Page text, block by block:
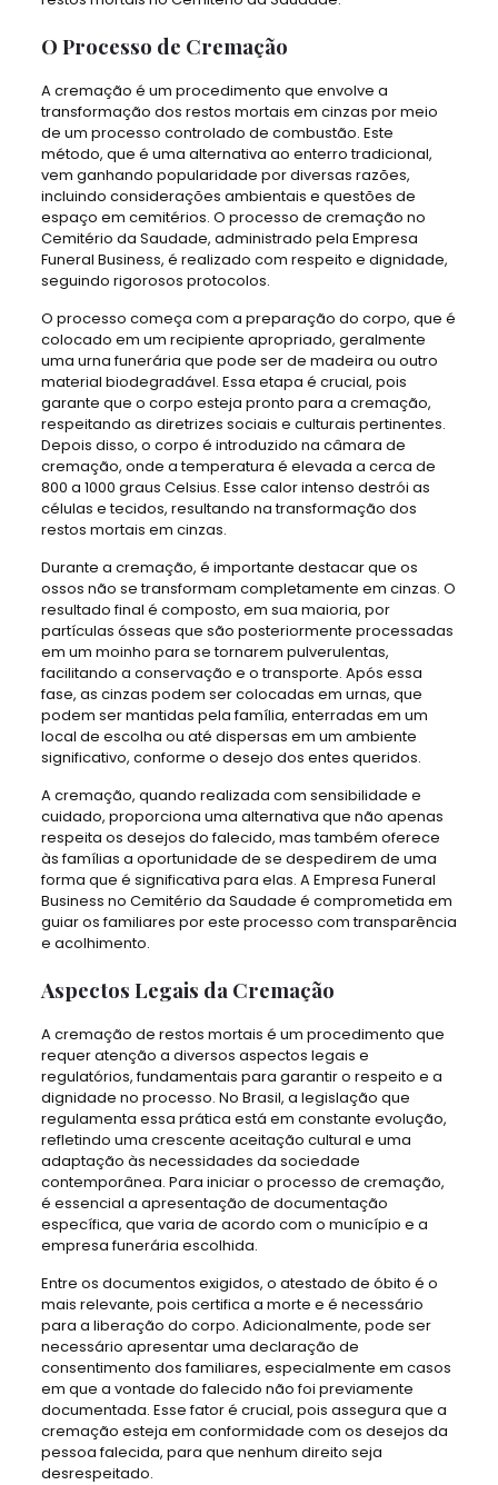
O Processo de Cremação
A cremação é um procedimento que envolve a
transformação dos restos mortais em cinzas por meio
de um processo controlado de combustão. Este
método, que é uma alternativa ao enterro tradicional,
vem ganhando popularidade por diversas razões,
incluindo considerações ambientais e questões de
espaço em cemitérios. O processo de cremação no
Cemitério da Saudade, administrado pela Empresa
Funeral Business, é realizado com respeito e dignidade,
seguindo rigorosos protocolos.
O processo começa com a preparação do corpo, que é
colocado em um recipiente apropriado, geralmente
uma urna funerária que pode ser de madeira ou outro
material biodegradável. Essa etapa é crucial, pois
garante que o corpo esteja pronto para a cremação,
respeitando as diretrizes sociais e culturais pertinentes.
Depois disso, o corpo é introduzido na câmara de
cremação, onde a temperatura é elevada a cerca de
800 a 1000 graus Celsius. Esse calor intenso destrói as
células e tecidos, resultando na transformação dos
restos mortais em cinzas.
Durante a cremação, é importante destacar que os
ossos não se transformam completamente em cinzas. O
resultado final é composto, em sua maioria, por
partículas ósseas que são posteriormente processadas
em um moinho para se tornarem pulverulentas,
facilitando a conservação e o transporte. Após essa
fase, as cinzas podem ser colocadas em urnas, que
podem ser mantidas pela família, enterradas em um
local de escolha ou até dispersas em um ambiente
significativo, conforme o desejo dos entes queridos.
A cremação, quando realizada com sensibilidade e
cuidado, proporciona uma alternativa que não apenas
respeita os desejos do falecido, mas também oferece
às famílias a oportunidade de se despedirem de uma
forma que é significativa para elas. A Empresa Funeral
Business no Cemitério da Saudade é comprometida em
guiar os familiares por este processo com transparência
e acolhimento.
Aspectos Legais da Cremação
A cremação de restos mortais é um procedimento que
requer atenção a diversos aspectos legais e
regulatórios, fundamentais para garantir o respeito e a
dignidade no processo. No Brasil, a legislação que
regulamenta essa prática está em constante evolução,
refletindo uma crescente aceitação cultural e uma
adaptação às necessidades da sociedade
contemporânea. Para iniciar o processo de cremação,
é essencial a apresentação de documentação
específica, que varia de acordo com o município e a
empresa funerária escolhida.
Entre os documentos exigidos, o atestado de óbito é o
mais relevante, pois certifica a morte e é necessário
para a liberação do corpo. Adicionalmente, pode ser
necessário apresentar uma declaração de
consentimento dos familiares, especialmente em casos
em que a vontade do falecido não foi previamente
documentada. Esse fator é crucial, pois assegura que a
cremação esteja em conformidade com os desejos da
pessoa falecida, para que nenhum direito seja
desrespeitado.